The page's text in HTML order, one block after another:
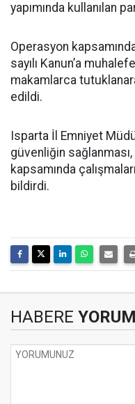
yapımında kullanılan
Operasyon
sayılı Kanun’a
makamlarca
edildi.
Isparta İl Emniyet
güvenliğin
kapsamında
bildirdi.
HABERE